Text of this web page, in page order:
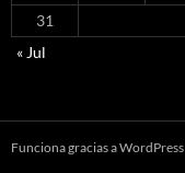
31
« Jul
Funciona gracias a WordPress